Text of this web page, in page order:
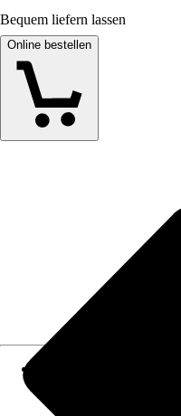
Bequem liefern lassen
Online bestellen